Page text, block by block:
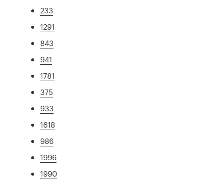
233
1291
843
941
1781
375
933
1618
986
1996
1990